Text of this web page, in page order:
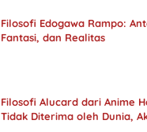
Filosofi Edogawa Rampo:
Fantasi, dan Realitas
Filosofi Alucard dari Anime
Tidak Diterima oleh Dunia,